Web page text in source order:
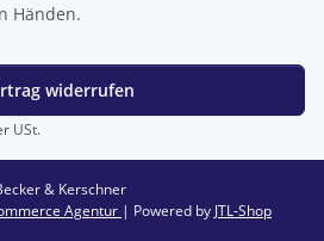
Händen.
widerrufen
USt.
& Kerschner
Agentur | Powered by JTL-Shop